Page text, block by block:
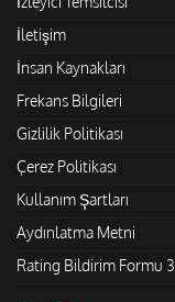
İletişim
İnsan Kaynakları
Frekans Bilgileri
Gizlilik Politikası
Çerez Politikası
Kullanım Şartları
Aydınlatma Metni
Rating Bildirim Formu 3